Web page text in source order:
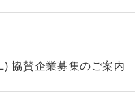
協賛企業募集のご案内